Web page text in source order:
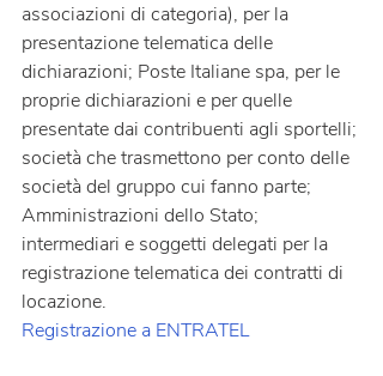
associazioni di categoria), per la
presentazione telematica delle
dichiarazioni; Poste Italiane spa, per le
proprie dichiarazioni e per quelle
presentate dai contribuenti agli sportelli;
società che trasmettono per conto delle
società del gruppo cui fanno parte;
Amministrazioni dello Stato;
intermediari e soggetti delegati per la
registrazione telematica dei contratti di
locazione.
Registrazione a ENTRATEL